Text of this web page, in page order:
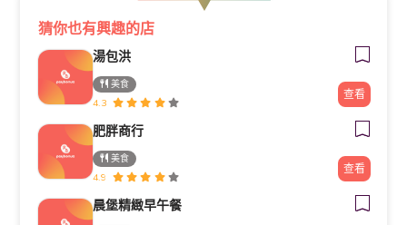
猜你也有興趣的店
湯包洪
美食
4.3
查看
肥胖商行
美食
4.9
查看
晨堡精緻早午餐